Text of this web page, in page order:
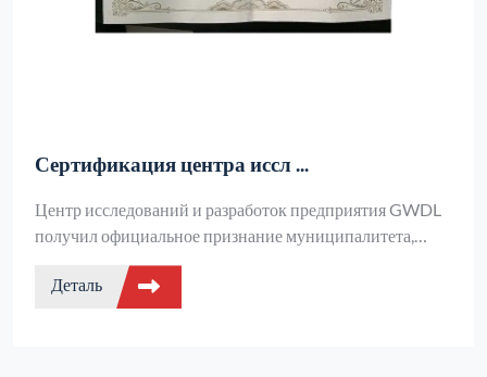
Сертификация центра иссл ...
Центр исследований и разработок предприятия GWDL
получил официальное признание муниципалитета,
демонстрируя силу платформы в независимых
исследованиях и разработках тепловых технологий и
трансформации инновационных достижений, а также
Деталь